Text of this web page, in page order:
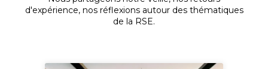
d'expérience, nos réflexions autour des thématiques
de la RSE.